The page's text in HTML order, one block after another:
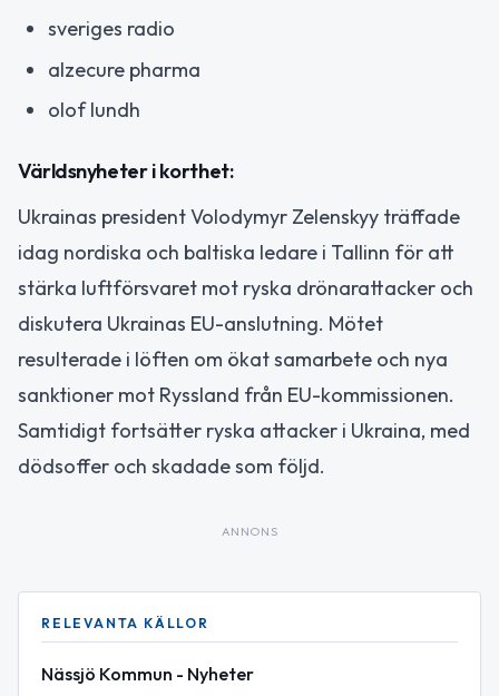
sveriges radio
alzecure pharma
olof lundh
Världsnyheter i korthet:
Ukrainas president Volodymyr Zelenskyy träffade
idag nordiska och baltiska ledare i Tallinn för att
stärka luftförsvaret mot ryska drönarattacker och
diskutera Ukrainas EU-anslutning. Mötet
resulterade i löften om ökat samarbete och nya
sanktioner mot Ryssland från EU-kommissionen.
Samtidigt fortsätter ryska attacker i Ukraina, med
dödsoffer och skadade som följd.
ANNONS
RELEVANTA KÄLLOR
Nässjö Kommun - Nyheter